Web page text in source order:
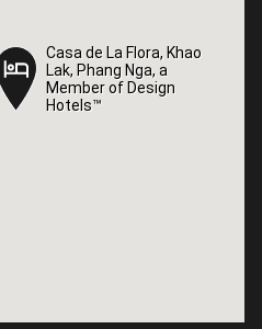
Casa de La Flora, Khao
Lak, Phang Nga, a
Member of Design
Hotels™
Casa de La Flora, Khao
Lak, Phang Nga, a
Member of Design
Hotels™